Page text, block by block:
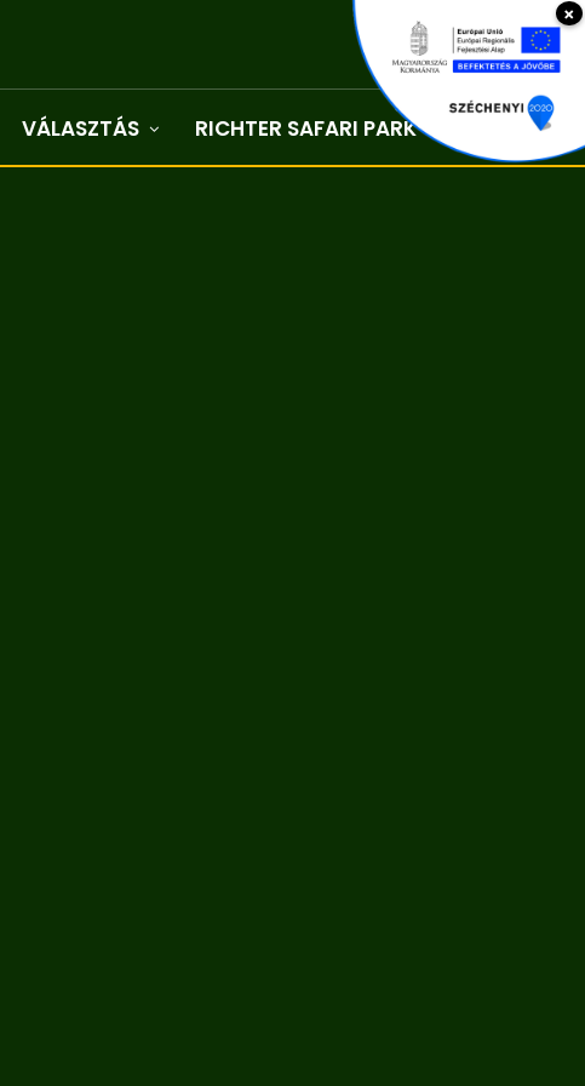
VÁLASZTÁS RICHTER SAFARI PARK Kapcsolat
×